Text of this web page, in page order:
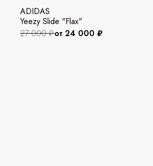
ADIDAS
Yeezy Slide "Flax"
27 000 ₽от 24 000 ₽